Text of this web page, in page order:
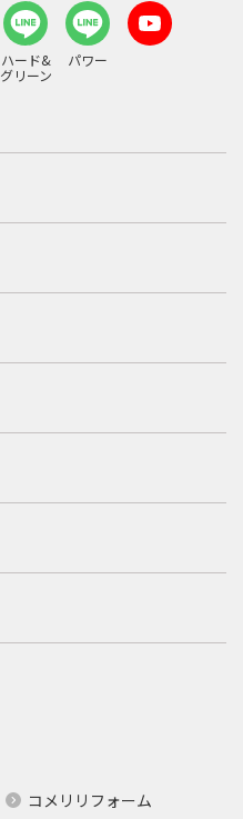
ハード&
グリーン
パワー
コメリリフォーム